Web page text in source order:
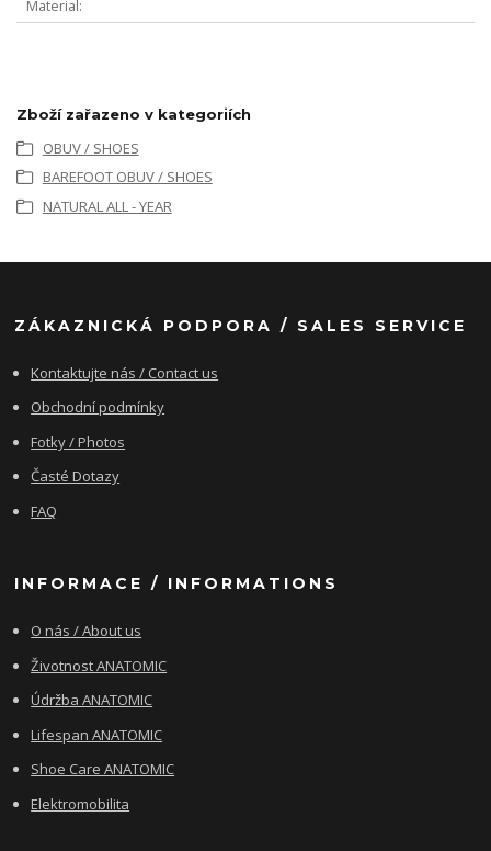
Material
Zboží zařazeno v kategoriích
OBUV / SHOES
BAREFOOT OBUV / SHOES
NATURAL ALL - YEAR
ZÁKAZNICKÁ PODPORA / SALES SERVICE
Kontaktujte nás / Contact us
Obchodní podmínky
Fotky / Photos
Časté Dotazy
FAQ
INFORMACE / INFORMATIONS
O nás / About us
Životnost ANATOMIC
Údržba ANATOMIC
Lifespan ANATOMIC
Shoe Care ANATOMIC
Elektromobilita